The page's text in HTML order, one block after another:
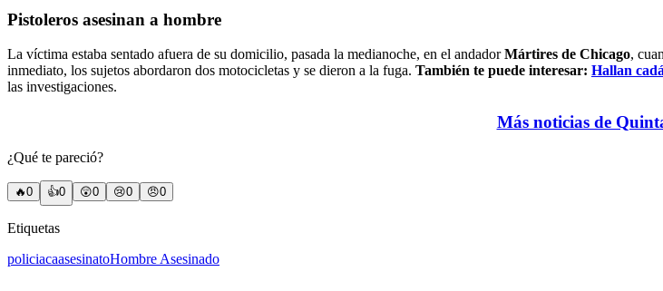
Pistoleros asesinan a hombre
La víctima estaba sentado afuera de su domicilio, pasada la medianoche, en el andadorMártires de Chicago,
inmediato, los sujetos abordaron dos motocicletas y se dieron a la fuga. También te puede interesar: Hallan
las investigaciones.
Más noticias de
¿Qué te pareció?
🔥0 👍0 😲0 😢0 😠0
Etiquetas
policiacaasesinatoHombre Asesinado